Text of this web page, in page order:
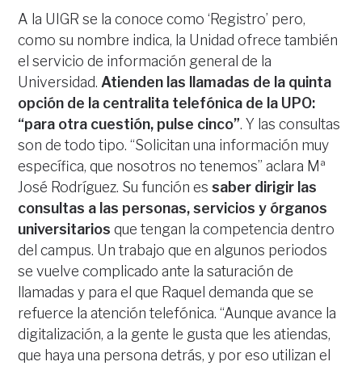
A la UIGR se la conoce como ‘Registro’ pero,
como su nombre indica, la Unidad ofrece también
el servicio de información general de la
Universidad.Atienden las llamadas de la quinta
opción de la centralita telefónica de la UPO:
“para otra cuestión, pulse cinco”. Y las consultas
son de todo tipo. “Solicitan una información muy
específica, que nosotros no tenemos” aclara Mª
José Rodríguez. Su función es saber dirigir las
consultas a las personas, servicios y órganos
universitarios que tengan la competencia dentro
del campus. Un trabajo que en algunos periodos
se vuelve complicado ante la saturación de
llamadas y para el que Raquel demanda que se
refuerce la atención telefónica. “Aunque avance la
digitalización, a la gente le gusta que les atiendas,
que haya una persona detrás, y por eso utilizan el